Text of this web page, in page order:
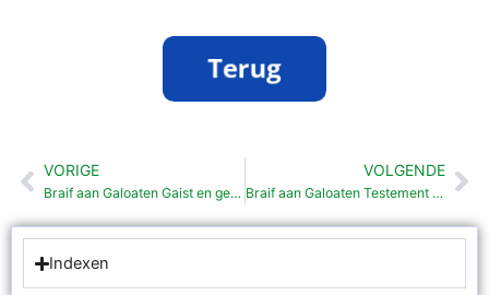
Vorige
VORIGE
Braif aan Galoaten Gaist en geleuf (3: 1- 5)
VOLGENDE
Braif aan Galoaten Testement en wet (3:15-23)
Indexen